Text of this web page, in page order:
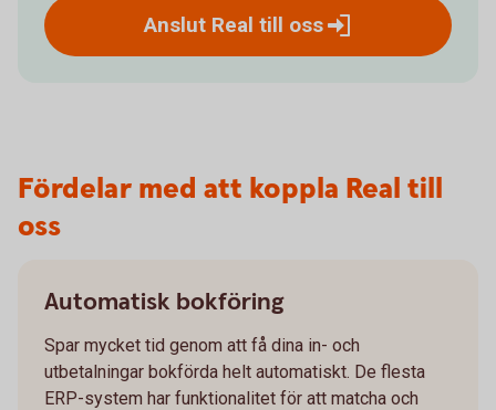
Anslut Real till oss
Fördelar med att koppla Real till
oss
Automatisk bokföring
Spar mycket tid genom att få dina in- och
utbetalningar bokförda helt automatiskt. De flesta
ERP-system har funktionalitet för att matcha och